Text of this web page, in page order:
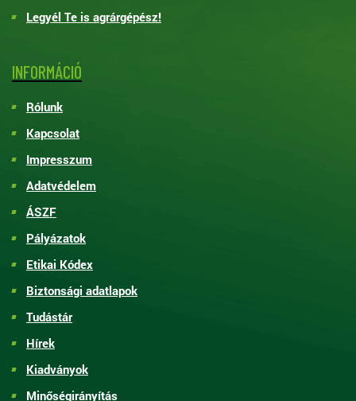
Legyél Te is agrárgépész!
INFORMÁCIÓ
Rólunk
Kapcsolat
Impresszum
Adatvédelem
ÁSZF
Pályázatok
Etikai Kódex
Biztonsági adatlapok
Tudástár
Hírek
Kiadványok
Minőségirányítás